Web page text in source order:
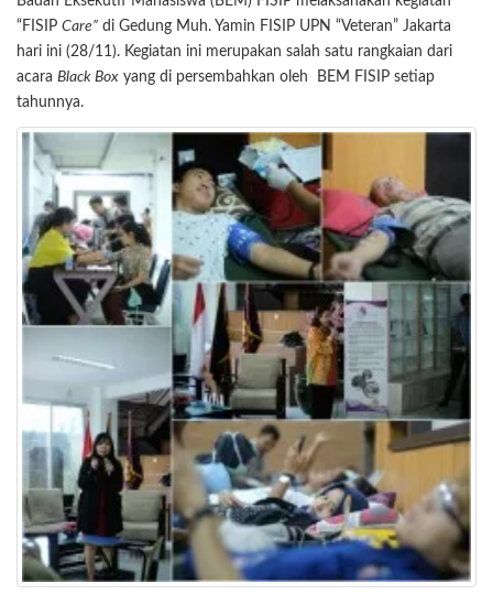
“FISIP Care” di Gedung Muh. Yamin FISIP UPN “Veteran” Jakarta
hari ini (28/11). Kegiatan ini merupakan salah satu rangkaian dari
acara Black Box yang di persembahkan oleh BEM FISIP setiap
tahunnya.